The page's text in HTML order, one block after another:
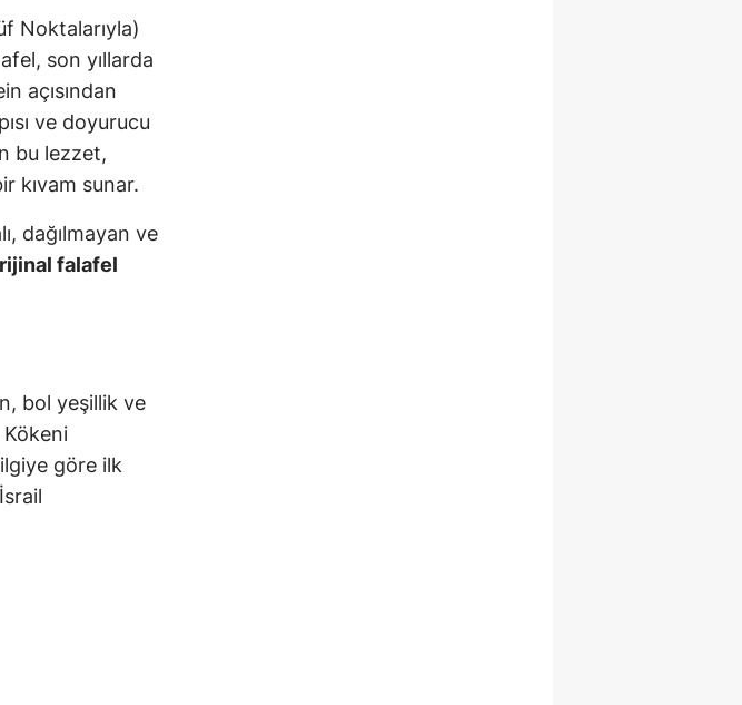
Noktalarıyla)
son yıllarda
açısından
ve doyurucu
bu lezzet,
kıvam sunar.
dağılmayan ve
falafel
bol yeşillik ve
Kökeni
göre ilk